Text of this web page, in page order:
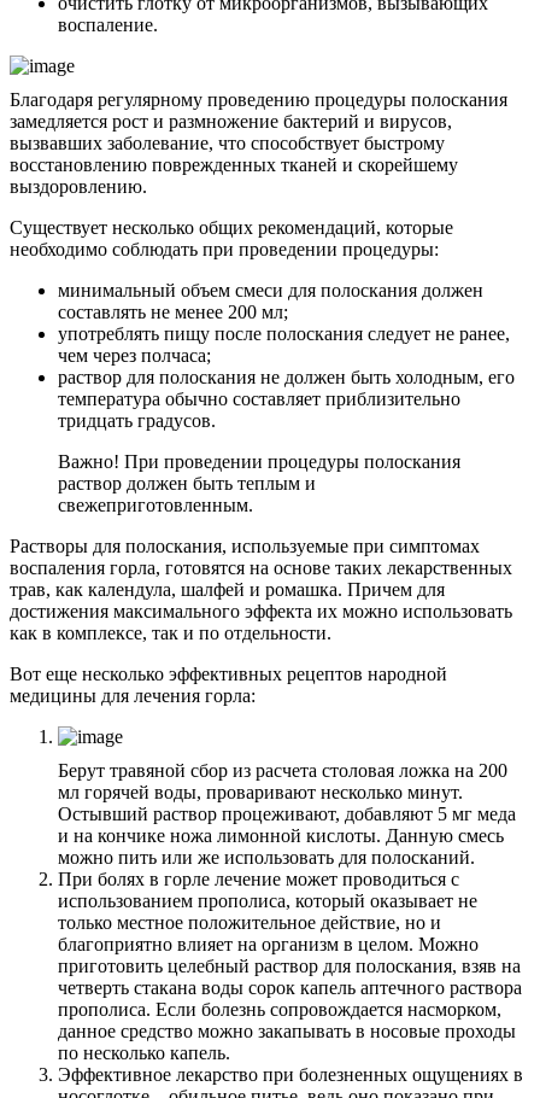
воспаление.
Благодаря регулярному проведению процедуры полоскания
замедляется рост и размножение бактерий и вирусов,
вызвавших заболевание, что способствует быстрому
восстановлению поврежденных тканей и скорейшему
выздоровлению.
Существует несколько общих рекомендаций, которые
необходимо соблюдать при проведении процедуры:
минимальный объем смеси для полоскания должен
составлять не менее 200 мл;
употреблять пищу после полоскания следует не ранее,
чем через полчаса;
раствор для полоскания не должен быть холодным, его
температура обычно составляет приблизительно
тридцать градусов.
Важно! При проведении процедуры полоскания
раствор должен быть теплым и
свежеприготовленным.
Растворы для полоскания, используемые при симптомах
воспаления горла, готовятся на основе таких лекарственных
трав, как календула, шалфей и ромашка. Причем для
достижения максимального эффекта их можно использовать
как в комплексе, так и по отдельности.
Вот еще несколько эффективных рецептов народной
медицины для лечения горла:
Берут травяной сбор из расчета столовая ложка на 200
мл горячей воды, проваривают несколько минут.
Остывший раствор процеживают, добавляют 5 мг меда
и на кончике ножа лимонной кислоты. Данную смесь
можно пить или же использовать для полосканий.
При болях в горле лечение может проводиться с
использованием прополиса, который оказывает не
только местное положительное действие, но и
благоприятно влияет на организм в целом. Можно
приготовить целебный раствор для полоскания, взяв на
четверть стакана воды сорок капель аптечного раствора
прополиса. Если болезнь сопровождается насморком,
данное средство можно закапывать в носовые проходы
по несколько капель.
Эффективное лекарство при болезненных ощущениях в